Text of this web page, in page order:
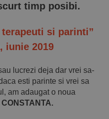
timp posibi.
terapeuti si parinti”
iunie 2019
lucrezi deja dar vrei sa-
esti parinte si vrei sa
am adaugat o noua
CONSTANTA.